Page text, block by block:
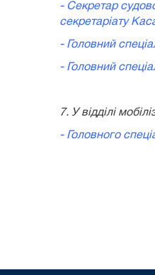
- Секретар
секретаріату
- Головний
- Головний
7. У відділі
- Головного